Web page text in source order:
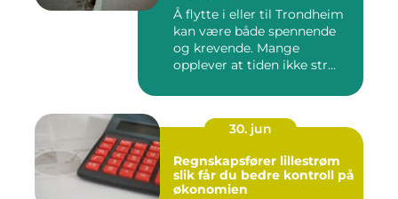
Å flytte i eller til Trondheim
kan være både spennende
og krevende. Mange
opplever at tiden ikke str...
30. jun
Regnskapsfører lillestrøm
slik får du bedre kontroll på
økonomien